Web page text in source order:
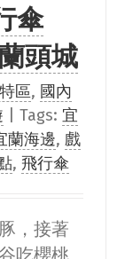
傘
頭城
區, 國內
Tags: 宜
蘭海邊, 戲
, 飛行傘
，接著
吃櫻桃